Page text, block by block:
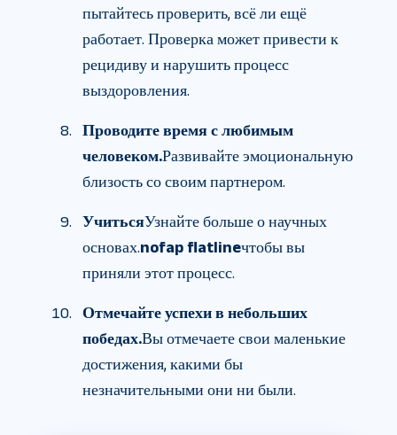
пытайтесь проверить, всё ли ещё
работает. Проверка может привести к
рецидиву и нарушить процесс
выздоровления.
Проводите время с любимым
человеком.Развивайте эмоциональную
близость со своим партнером.
УчитьсяУзнайте больше о научных
основах.nofap flatlineчтобы вы
приняли этот процесс.
Отмечайте успехи в небольших
победах.Вы отмечаете свои маленькие
достижения, какими бы
незначительными они ни были.